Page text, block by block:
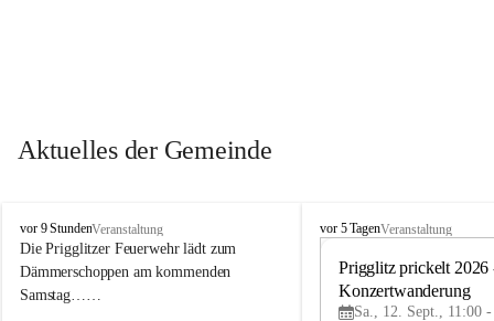
Aktuelles der Gemeinde
P
r
i
g
vor 9 StundenVeranstaltung
Die Prigglitzer Feuerwehr lädt zum
Dämmerschoppen am kommenden
Samstag……
P
vor 5 TagenVeranstaltung
Prigglitz prickelt 2026
Konzertwanderung
Sa., 12. Sept., 11:00